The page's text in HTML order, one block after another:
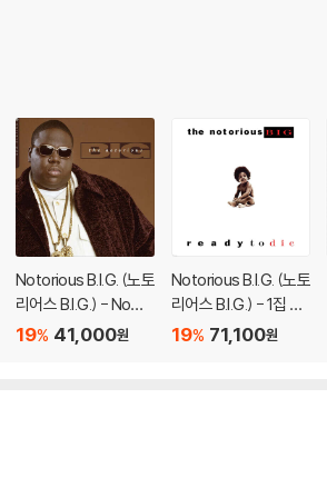
Notorious B.I.G. (노토
리어스 B.I.G.) - Now
Playing [LP]
41,000원
19%
Notorious B.I.G. (노토
리어스 B.I.G.) - 1집 Re
ady To Die [2LP]
71,100원
19%